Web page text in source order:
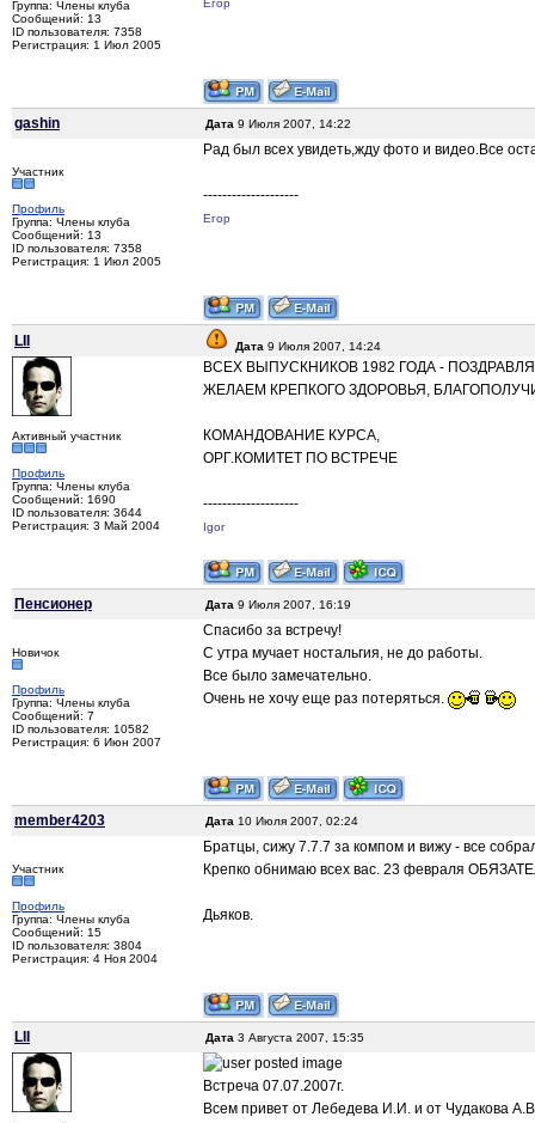
Группа: Члены клуба
Сообщений: 13
ID пользователя: 7358
Регистрация: 1 Июл 2005
Егор
gashin Дата 9 Июля 2007, 14:22
Участник
Профиль
Группа: Члены клуба
Сообщений: 13
ID пользователя: 7358
Регистрация: 1 Июл 2005
Рад был всех увидеть,жду фото и видео.Все
--------------------
Егор
LII Дата 9 Июля 2007, 14:24
Активный участник
Профиль
Группа: Члены клуба
Сообщений: 1690
ID пользователя: 3644
Регистрация: 3 Май 2004
ВСЕХ ВЫПУСКНИКОВ 1982 ГОДА -
ЖЕЛАЕМ КРЕПКОГО ЗДОРОВЬЯ,
КОМАНДОВАНИЕ КУРСА,
ОРГ.КОМИТЕТ ПО ВСТРЕЧЕ
--------------------
Igor
Пенсионер Дата 9 Июля 2007, 16:19
Новичок
Профиль
Группа: Члены клуба
Сообщений: 7
ID пользователя: 10582
Регистрация: 6 Июн 2007
Спасибо за встречу!
С утра мучает ностальгия, не до работы.
Все было замечательно.
Очень не хочу еще раз потеряться.
member4203 Дата 10 Июля 2007, 02:24
Участник
Профиль
Группа: Члены клуба
Сообщений: 15
ID пользователя: 3804
Регистрация: 4 Ноя 2004
Братцы, сижу 7.7.7 за компом и вижу - все
Крепко обнимаю всех вас. 23 февраля
Дьяков.
LII Дата 3 Августа 2007, 15:35
Встреча 07.07.2007г.
Всем привет от Лебедева И.И. и от Чудакова